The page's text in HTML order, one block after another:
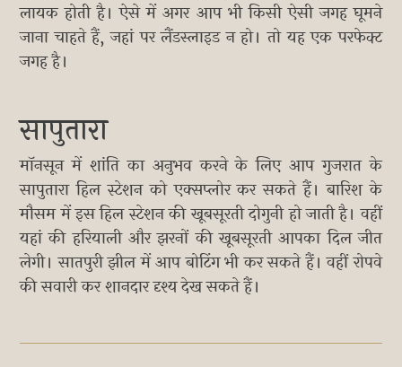
लायक होती है। ऐसे में अगर आप भी किसी ऐसी जगह घूमने
जाना चाहते हैं, जहां पर लैंडस्लाइड न हो। तो यह एक परफेक्ट
जगह है।
सापुतारा
मॉनसून में शांति का अनुभव करने के लिए आप गुजरात के
सापुतारा हिल स्टेशन को एक्सप्लोर कर सकते हैं। बारिश के
मौसम में इस हिल स्टेशन की खूबसूरती दोगुनी हो जाती है। वहीं
यहां की हरियाली और झरनों की खूबसूरती आपका दिल जीत
लेगी। सातपुरी झील में आप बोटिंग भी कर सकते हैं। वहीं रोपवे
की सवारी कर शानदार दृश्य देख सकते हैं।